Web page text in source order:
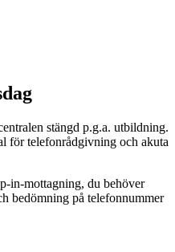
stängd p.g.a. utbildning.
för telefonrådgivning och akuta
in-mottagning, du behöver
bedömning på telefonnummer